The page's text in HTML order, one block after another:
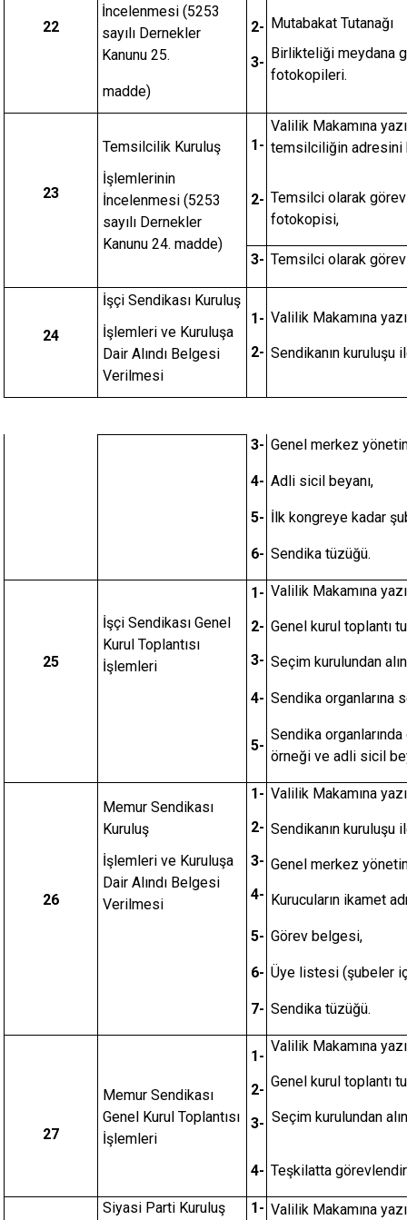
22
İncelenmesi (5253
sayılı Dernekler
Kanunu 25.
madde)
2-
3-
Mutabakat Tutanağı
Birlikteliği meydana
fotokopileri.
23
Temsilcilik Kuruluş
İşlemlerinin
İncelenmesi (5253
sayılı Dernekler
Kanunu 24. madde)
1-
2-
Valilik Makamına
temsilciliğin adresini
Temsilci olarak
fotokopisi,
3- Temsilci olarak
24
İşçi Sendikası Kuruluş
İşlemleri ve Kuruluşa
Dair Alındı Belgesi
Verilmesi
1-
2-
Valilik Makamına
Sendikanın kuruluşu
3- Genel merkez
4- Adli sicil beyanı,
5- İlk kongreye kadar
6- Sendika tüzüğü.
25
İşçi Sendikası Genel
Kurul Toplantısı
İşlemleri
1-
2-
3-
Valilik Makamına
Genel kurul toplantı
Seçim kurulundan
4- Sendika organlarına
5-
Sendika
örneği ve adli sicil
26
Memur Sendikası
Kuruluş
İşlemleri ve Kuruluşa
Dair Alındı Belgesi
Verilmesi
1-
2-
3-
4-
Valilik Makamına
Sendikanın kuruluşu
Genel merkez
Kurucuların ikamet
5- Görev belgesi,
6- Üye listesi (şubeler
7- Sendika tüzüğü.
27
Memur Sendikası
Genel Kurul Toplantısı
İşlemleri
1-
2-
3-
Valilik Makamına
Genel kurul toplantı
Seçim
4- Teşkilatta
Siyasi Parti Kuruluş
1- Valilik Makamına